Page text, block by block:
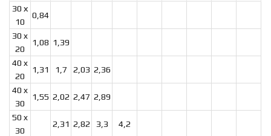
30 х
10
0,84
30 x
20
1,08 1,39
40 x
20
1,31 1,7 2,03 2,36
40 x
30
1,55 2,02 2,47 2,89
50 x
30
2,31 2,82 3,3 4,2